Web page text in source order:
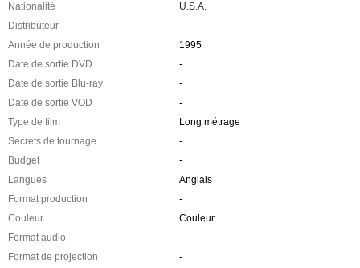
Nationalité
U.S.A.
Distributeur
-
Année de production
1995
Date de sortie DVD
-
Date de sortie Blu-ray
-
Date de sortie VOD
-
Type de film
Long métrage
Secrets de tournage
-
Budget
-
Langues
Anglais
Format production
-
Couleur
Couleur
Format audio
-
Format de projection
-